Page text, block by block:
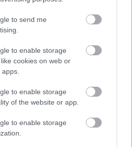
to send me
to enable storage
cookies on web or
to enable storage
of the website or app.
to enable storage
1 napja
egy másodpercet javított a